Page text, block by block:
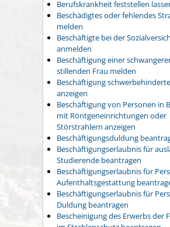
Berufskrankheit feststellen
Beschädigtes oder fehlendes
melden
Beschäftigte bei der
anmelden
Beschäftigung einer
stillenden Frau melden
Beschäftigung
anzeigen
Beschäftigung von Personen in
mit Röntgeneinrichtungen oder
Störstrahlern anzeigen
Beschäftigungsduldung
Beschäftigungserlaubnis für
Studierende beantragen
Beschäftigungserlaubnis für
Aufenthaltsgestattung
Beschäftigungserlaubnis für
Duldung beantragen
Bescheinigung des Erwerbs der